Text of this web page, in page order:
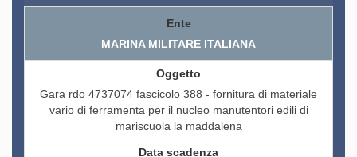
MARINA MILITARE ITALIANA
Gara rdo 4737074 fascicolo 388 - fornitura di materiale
vario di ferramenta per il nucleo manutentori edili di
mariscuola la maddalena